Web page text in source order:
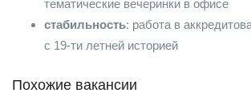
тематические вечеринки в офисе
стабильность: работа в
с 19-ти летней историей
Похожие вакансии